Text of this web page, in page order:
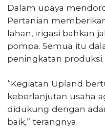
Dalam upaya
Pertanian
lahan, irigasi bahkan
pompa. Semua itu
peningkatan produksi.
“Kegiatan Upland
keberlanjutan usaha
didukung dengan
baik,” terangnya.